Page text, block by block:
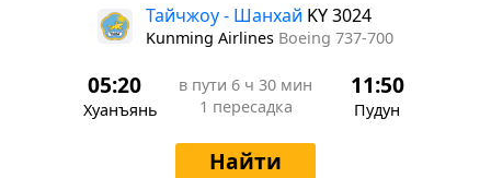
Тайчжоу - Шанхай KY 3024
Kunming Airlines Boeing 737-700
05:20
Хуанъянь
в пути 6 ч 30 мин
1 пересадка
11:50
Пудун
Найти